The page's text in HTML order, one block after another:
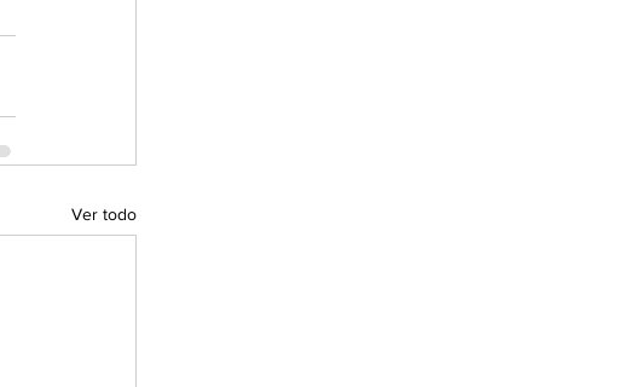
Ver todo